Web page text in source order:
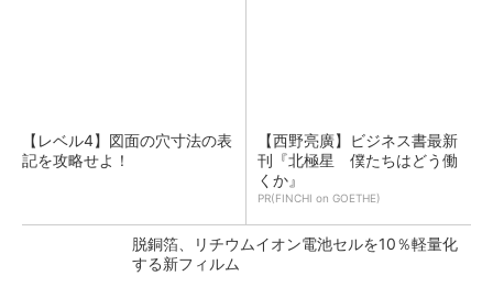
【レベル4】図面の穴寸法の表
記を攻略せよ！
【西野亮廣】ビジネス書最新
刊『北極星 僕たちはどう働
くか』
PR(FINCHI on GOETHE)
脱銅箔、リチウムイオン電池セルを10％軽量化
する新フィルム